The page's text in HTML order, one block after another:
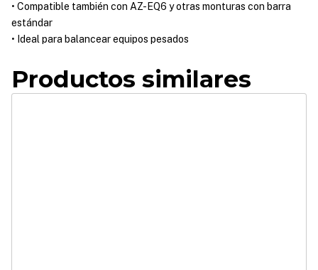
• Compatible también con AZ-EQ6 y otras monturas con barra
estándar
• Ideal para balancear equipos pesados
Productos similares